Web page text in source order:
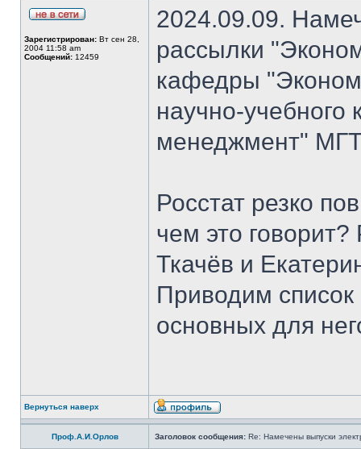
Зарегистрирован: Вт сен 28,
2004 11:58 am
Сообщений: 12459
2024.09.09.
рассылки
кафедры
научно-
менеджмент"
Росстат резко
чем это
Ткачёв и
Приводим
основных для
Вернуться наверх
Проф.А.И.Орлов Заголовок сообщения: Re: Намечены выпуски